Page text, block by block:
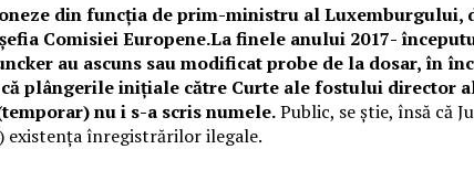
din funcția de prim-ministru al Luxemburgului,
Comisiei Europene.La finele anului 2017-
au ascuns sau modificat probe de la dosar, în
plângerile inițiale către Curte ale fostului director
nu i s-a scris numele.Public, se știe, însă că
existența înregistrărilor ilegale.